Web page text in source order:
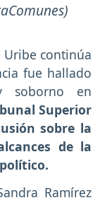
continúa
fue hallado
soborno en
Superior
sobre la
de la
Ramírez